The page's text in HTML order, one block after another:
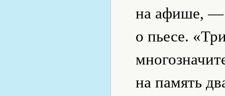
на афише, —
о пьесе.
на память